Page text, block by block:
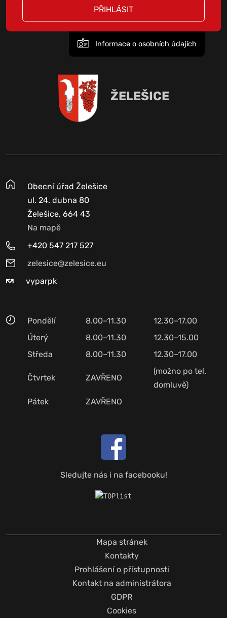
PŘIHLÁSIT
Informace o osobních údajích
ŽELEŠICE
Obecní úřad Želešice
ul. 24. dubna 80
Želešice, 664 43
Na mapě
+420 547 217 527
zelesice@zelesice.eu
vyparpk
Pondělí 8.00–11.30
12.30–17.00
Úterý
8.00–11.30
12.30–15.00
Středa
8.00–11.30 12.30–17.00
Čtvrtek ZAVŘENO
(možno po tel.
domluvě)
Pátek
ZAVŘENO
Sledujte nás i na facebooku!
Mapa stránek
Kontakty
Prohlášení o přístupnosti
Kontakt na administrátora
GDPR
Cookies